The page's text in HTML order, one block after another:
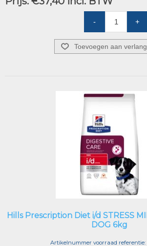
- +
Toevoegen aan
Hills Prescription Diet i/d STRESS
DOG 6kg
Artikelnummer voorraad referentie: